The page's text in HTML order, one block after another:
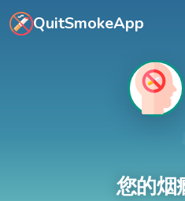
跳转到主要内容
QuitSmokeApp
您的烟